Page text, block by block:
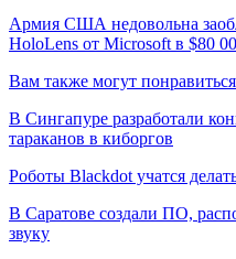
Армия США недовольна
HoloLens от Microsoft в $80
Вам также могут понравиться
В Сингапуре разработали
тараканов в киборгов
Роботы Blackdot учатся
В Саратове создали ПО,
звуку